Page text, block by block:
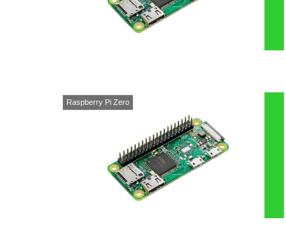
Raspberry Pi Zero